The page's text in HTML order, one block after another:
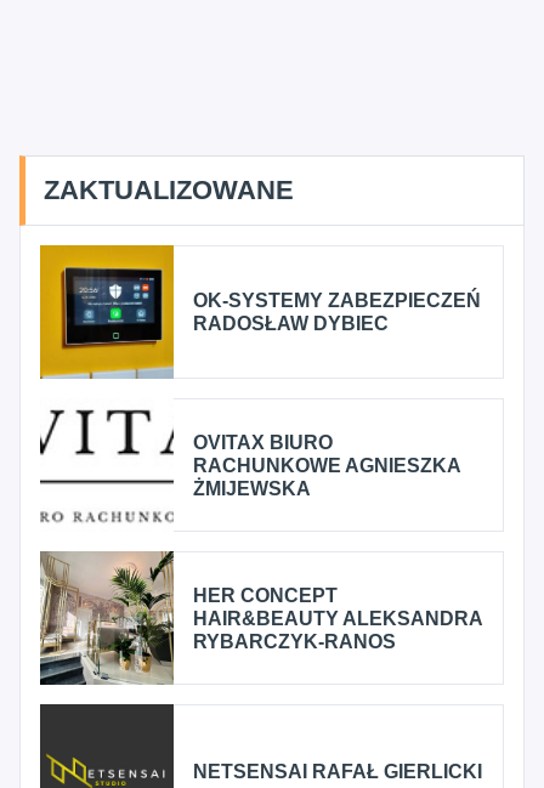
ZAKTUALIZOWANE
OK-SYSTEMY ZABEZPIECZEŃ
RADOSŁAW DYBIEC
OVITAX BIURO
RACHUNKOWE AGNIESZKA
ŻMIJEWSKA
HER CONCEPT
HAIR&BEAUTY ALEKSANDRA
RYBARCZYK-RANOS
NETSENSAI RAFAŁ GIERLICKI